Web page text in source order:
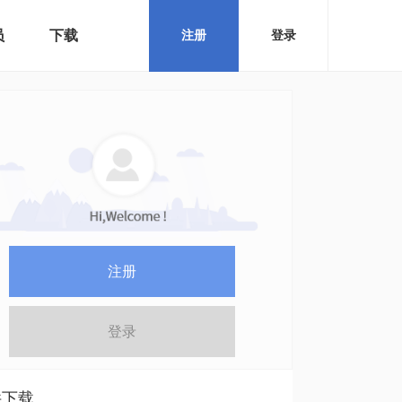
下载 注册 登录
注册
登录
载